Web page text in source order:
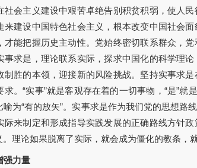
社会主义建设中艰苦卓绝告别积贫积弱，使人
来建设中国特色社会主义，根本改变中国社会
才能把握历史主动性。党始终密切联系群众，
事求是，理论联系实际，探求中国化的科学理
制胜的本领，迎接新的风险挑战。坚持实事求
。“实事”就是客观存在着的一切事物，“是”
为“有的放矢”。实事求是作为我们党的思想
际来制定和形成指导实践发展的正确路线方针
理论如果脱离了实际，就会成为僵化的教条，
强力量